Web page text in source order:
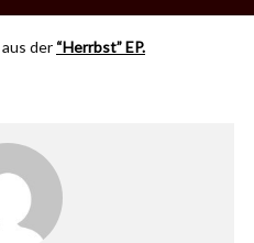
aus der “Herrbst” EP.